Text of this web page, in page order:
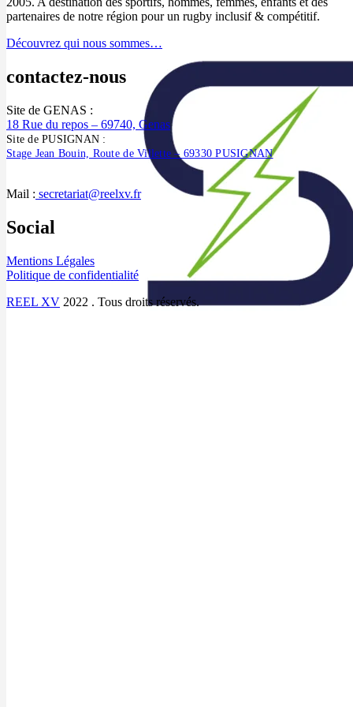
partenaires de notre région pour un rugby inclusif & compétitif.
Découvrez qui nous sommes…
contactez-nous
Site de GENAS :
18 Rue du repos – 69740, Genas
Site de PUSIGNAN :
Stage Jean Bouin, Route de Villette – 69330 PUSIGNAN
Mail : secretariat@reelxv.fr
Social
Mentions Légales
Politique de confidentialité
REEL XV 2022 . Tous droits réservés.